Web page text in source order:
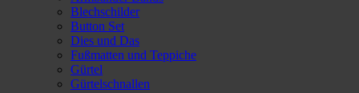
Blechschilder
Button Set
Dies und Das
Fußmatten und Teppiche
Gürtel
Gürtelschnallen